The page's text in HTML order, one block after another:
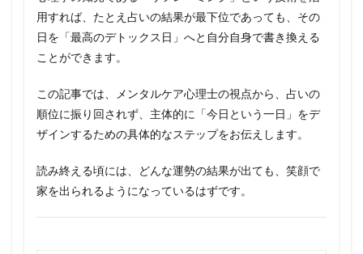
用すれば、たとえ占いの結果が最下位であっても、その
日を「最高のデトックス日」へと自分自身で書き換える
ことができます。
この記事では、メンタルケア心理士の視点から、占いの
順位に振り回されず、主体的に「今日という一日」をデ
ザインするための具体的なステップをお伝えします。
読み終える頃には、どんな運勢の結果が出ても、笑顔で
家を出られるようになっているはずです。